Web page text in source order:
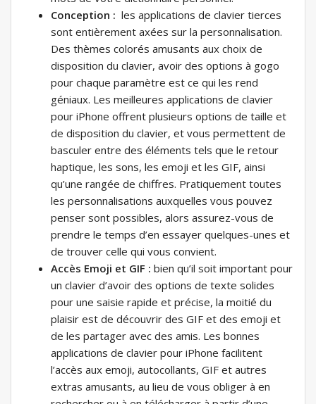
Conception : les applications de clavier tierces
sont entièrement axées sur la personnalisation.
Des thèmes colorés amusants aux choix de
disposition du clavier, avoir des options à gogo
pour chaque paramètre est ce qui les rend
géniaux. Les meilleures applications de clavier
pour iPhone offrent plusieurs options de taille et
de disposition du clavier, et vous permettent de
basculer entre des éléments tels que le retour
haptique, les sons, les emoji et les GIF, ainsi
qu’une rangée de chiffres. Pratiquement toutes
les personnalisations auxquelles vous pouvez
penser sont possibles, alors assurez-vous de
prendre le temps d’en essayer quelques-unes et
de trouver celle qui vous convient.
Accès Emoji et GIF : bien qu’il soit important pour
un clavier d’avoir des options de texte solides
pour une saisie rapide et précise, la moitié du
plaisir est de découvrir des GIF et des emoji et
de les partager avec des amis. Les bonnes
applications de clavier pour iPhone facilitent
l’accès aux emoji, autocollants, GIF et autres
extras amusants, au lieu de vous obliger à en